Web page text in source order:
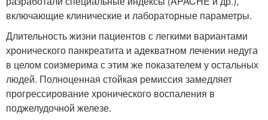
включающие клинические и лабораторные параметры.
Длительность жизни пациентов с легкими вариантами
хронического панкреатита и адекватном лечении недуга
в целом соизмерима с этим же показателем у остальных
людей. Полноценная стойкая ремиссия замедляет
прогрессирование хронического воспаления в
поджелудочной железе.